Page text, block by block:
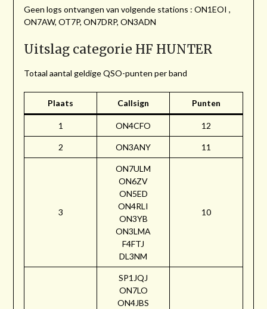
Geen logs ontvangen van volgende stations : ON1EOI ,
ON7AW, OT7P, ON7DRP, ON3ADN
Uitslag categorie HF HUNTER
Totaal aantal geldige QSO-punten per band
Plaats Callsign Punten
1 ON4CFO 12
2 ON3ANY 11
3
ON7ULM
ON6ZV
ON5ED
ON4RLI
ON3YB
ON3LMA
F4FTJ
DL3NM
10
SP1JQJ
ON7LO
ON4JBS